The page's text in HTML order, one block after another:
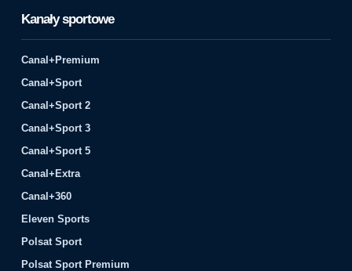
Kanały sportowe
Canal+Premium
Canal+Sport
Canal+Sport 2
Canal+Sport 3
Canal+Sport 5
Canal+Extra
Canal+360
Eleven Sports
Polsat Sport
Polsat Sport Premium